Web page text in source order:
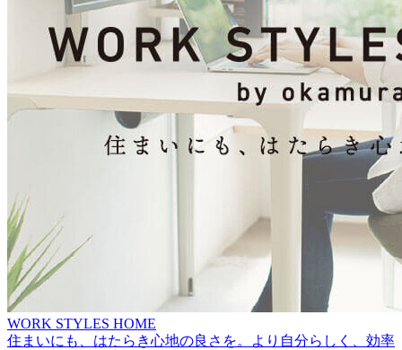
WORK STYLES HOME
住まいにも、はたらき心地の良さを。より自分らしく、効率